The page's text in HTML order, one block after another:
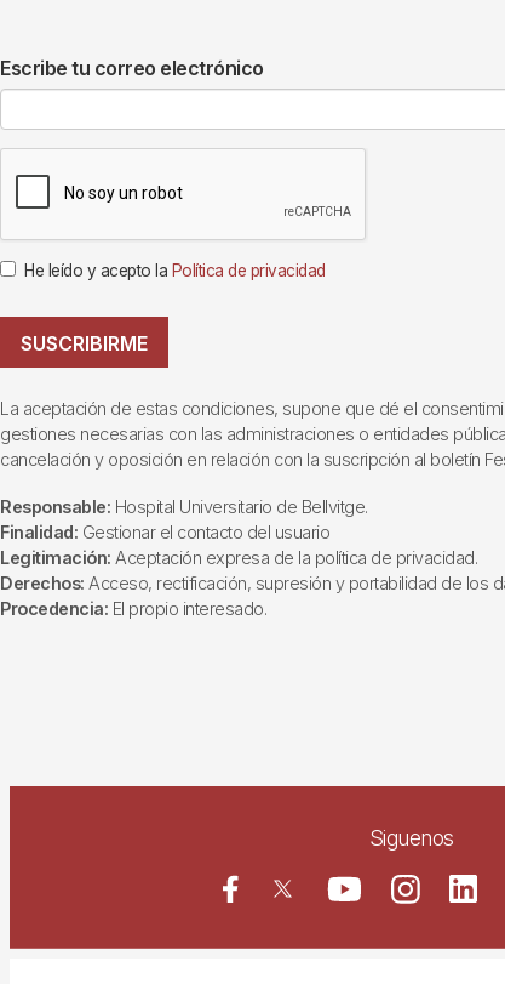
Escribe tu correo electrónico
He leído y acepto la Política de privacidad
SUSCRIBIRME
La aceptación de estas condiciones, supone que dé el
gestiones necesarias con las administraciones o entidades
cancelación y oposición en relación con la suscripción al boletín
Responsable: Hospital Universitario de Bellvitge.
Finalidad: Gestionar el contacto del usuario
Legitimación: Aceptación expresa de la política de privacidad.
Derechos: Acceso, rectificación, supresión y portabilidad de los
Procedencia: El propio interesado.
Siguenos